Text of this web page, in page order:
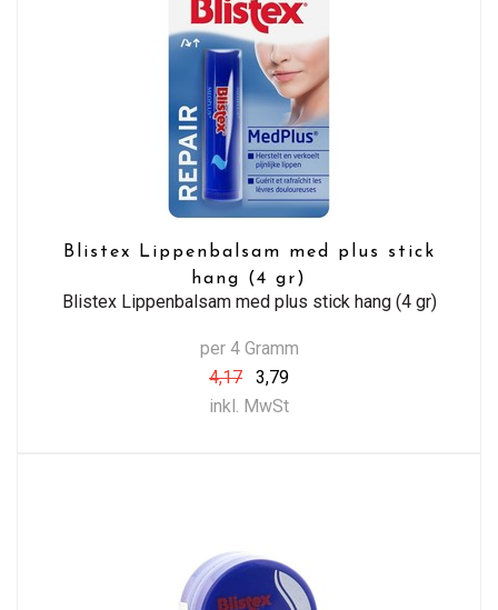
Blistex Lippenbalsam med plus stick
hang (4 gr)
Blistex Lippenbalsam med plus stick hang (4 gr)
per 4 Gramm
4,17
3,79
inkl. MwSt